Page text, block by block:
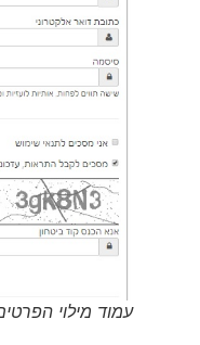
עמוד מילוי הפרטים